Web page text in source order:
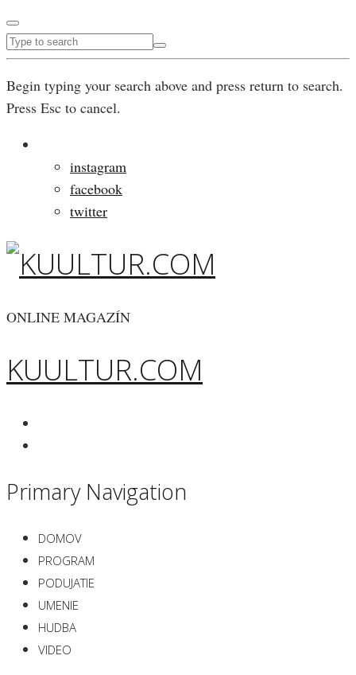
Begin typing your search above and press return to search.
Press Esc to cancel.
instagram
facebook
twitter
ONLINE MAGAZÍN
KUULTUR.COM
Primary Navigation
DOMOV
PROGRAM
PODUJATIE
UMENIE
HUDBA
VIDEO